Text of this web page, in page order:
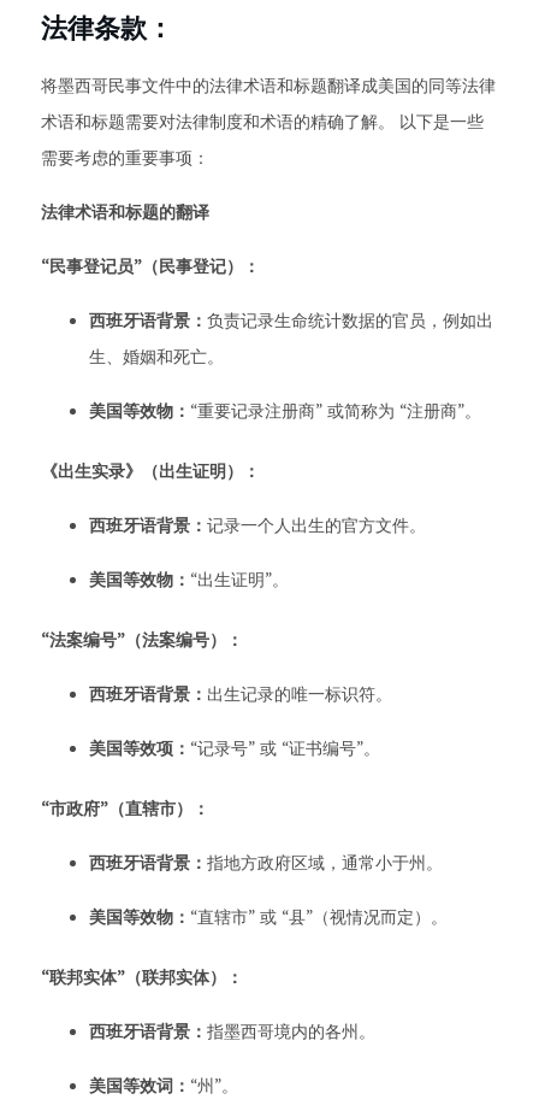
法律条款：
将墨西哥民事文件中的法律术语和标题翻译成美国的同等法律
术语和标题需要对法律制度和术语的精确了解。 以下是一些
需要考虑的重要事项：
法律术语和标题的翻译
“民事登记员”（民事登记）：
西班牙语背景： 负责记录生命统计数据的官员，例如出
生、婚姻和死亡。
美国等效物： “重要记录注册商” 或简称为 “注册商”。
《出生实录》（出生证明）：
西班牙语背景： 记录一个人出生的官方文件。
美国等效物： “出生证明”。
“法案编号”（法案编号）：
西班牙语背景： 出生记录的唯一标识符。
美国等效项： “记录号” 或 “证书编号”。
“市政府”（直辖市）：
西班牙语背景： 指地方政府区域，通常小于州。
美国等效物： “直辖市” 或 “县”（视情况而定）。
“联邦实体”（联邦实体）：
西班牙语背景： 指墨西哥境内的各州。
美国等效词： “州”。